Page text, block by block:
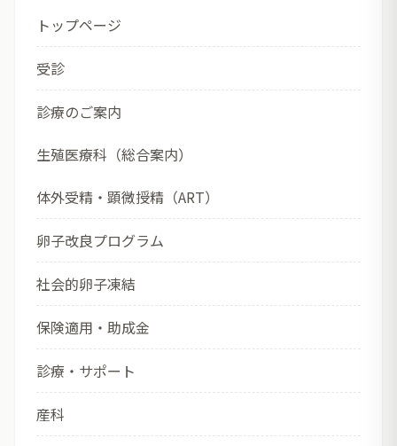
トップページ
受診
診療のご案内
生殖医療科（総合案内）
体外受精・顕微授精（ART）
卵子改良プログラム
社会的卵子凍結
保険適用・助成金
診療・サポート
産科